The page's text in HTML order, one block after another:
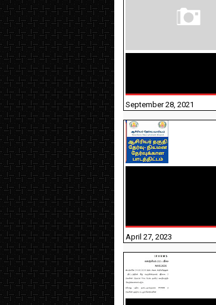
September 28, 2021
April 27, 2023